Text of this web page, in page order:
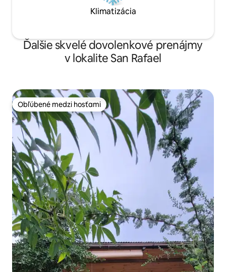
Klimatizácia
Ďalšie skvelé dovolenkové prenájmy
v lokalite San Rafael
Obľúbené medzi hosťami
Obľúbené medzi hosťami